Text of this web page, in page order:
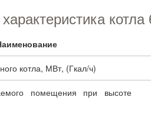
котла, МВт, (Гкал/ч)
помещения при высоте